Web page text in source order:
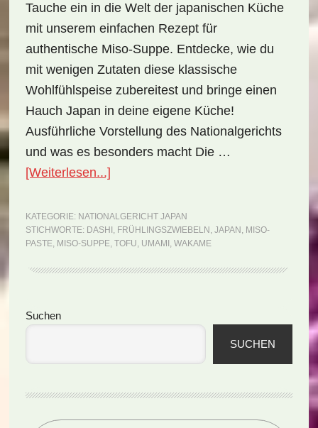
Tauche ein in die Welt der japanischen Küche
mit unserem einfachen Rezept für
authentische Miso-Suppe. Entdecke, wie du
mit wenigen Zutaten diese klassische
Wohlfühlspeise zubereitest und bringe einen
Hauch Japan in deine eigene Küche!
Ausführliche Vorstellung des Nationalgerichts
und was es besonders macht Die …
[Weiterlesen...]ÜberNationalgericht
Miso-
Suppe
KATEGORIE: NATIONALGERICHT JAPAN
STICHWORTE: DASHI , FRÜHLINGSZWIEBELN , JAPAN , MISO-
PASTE, MISO-SUPPE, TOFU, UMAMI , WAKAME
Seitenspalte
Suchen
SUCHEN